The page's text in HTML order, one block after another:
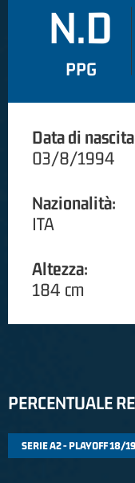
N.D
PPG
Data di
03/8/1994
Nazionalità:
ITA
Altezza:
184 cm
PERCENTUALE